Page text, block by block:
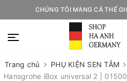
CHÚNG TÔI MANG CẢ THẾ
Trang chủ PHỤ KIỆN SEN TẮM
Hansgrohe iBox universal 2 |